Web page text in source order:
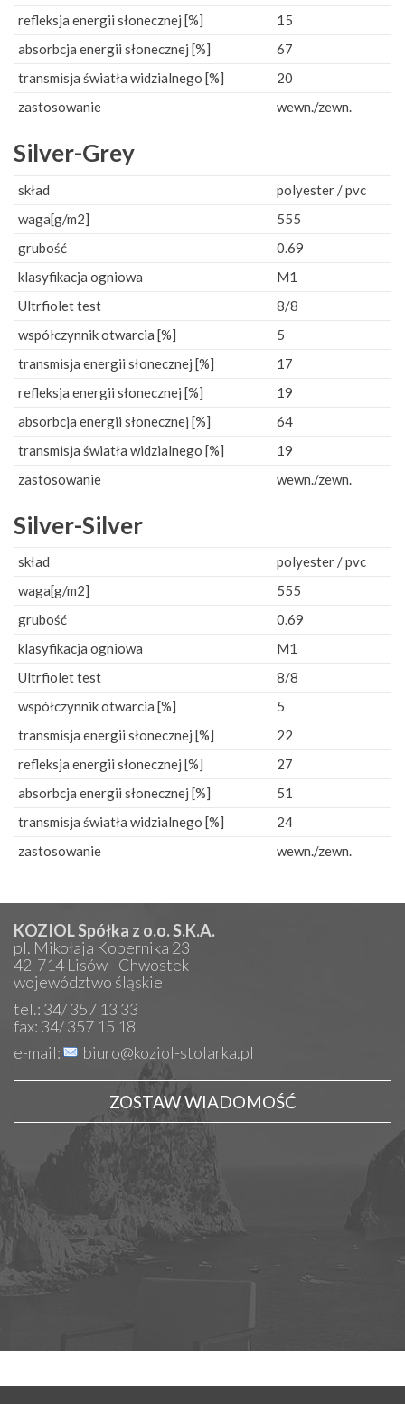
refleksja energii słonecznej [%]
15
absorbcja energii słonecznej [%]
67
transmisja światła widzialnego [%]
20
zastosowanie
wewn./zewn.
Silver-Grey
skład
polyester / pvc
waga[g/m2]
555
grubość
0.69
klasyfikacja ogniowa
M1
Ultrfiolet test
8/8
współczynnik otwarcia [%]
5
transmisja energii słonecznej [%]
17
refleksja energii słonecznej [%]
19
absorbcja energii słonecznej [%]
64
transmisja światła widzialnego [%]
19
zastosowanie
wewn./zewn.
Silver-Silver
skład
polyester / pvc
waga[g/m2]
555
grubość
0.69
klasyfikacja ogniowa
M1
Ultrfiolet test
8/8
współczynnik otwarcia [%]
5
transmisja energii słonecznej [%]
22
refleksja energii słonecznej [%]
27
absorbcja energii słonecznej [%]
51
transmisja światła widzialnego [%]
24
zastosowanie
wewn./zewn.
KOZIOL Spółka z o.o. S.K.A.
pl. Mikołaja Kopernika 23
42-714 Lisów - Chwostek
województwo śląskie
tel.: 34/ 357 13 33
fax: 34/ 357 15 18
e-mail:
biuro@koziol-stolarka.pl
ZOSTAW WIADOMOŚĆ